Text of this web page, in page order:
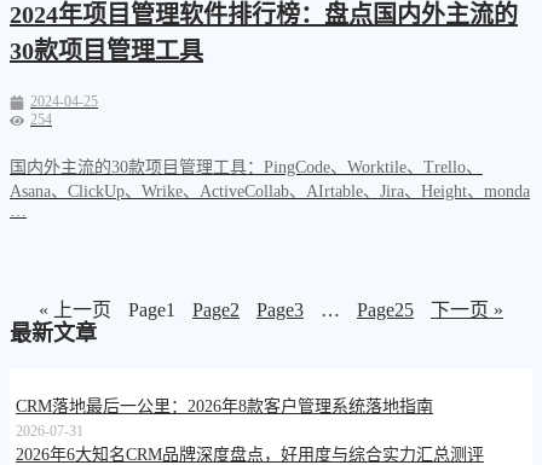
2024年项目管理软件排行榜：盘点国内外主流的
30款项目管理工具
2024-04-25
254
国内外主流的30款项目管理工具：PingCode、Worktile、Trello、
Asana、ClickUp、Wrike、ActiveCollab、AIrtable、Jira、Height、monda
…
« 上一页 Page1 Page2 Page3 … Page25 下一页 »
最新文章
CRM落地最后一公里：2026年8款客户管理系统落地指南
2026-07-31
2026年6大知名CRM品牌深度盘点，好用度与综合实力汇总测评